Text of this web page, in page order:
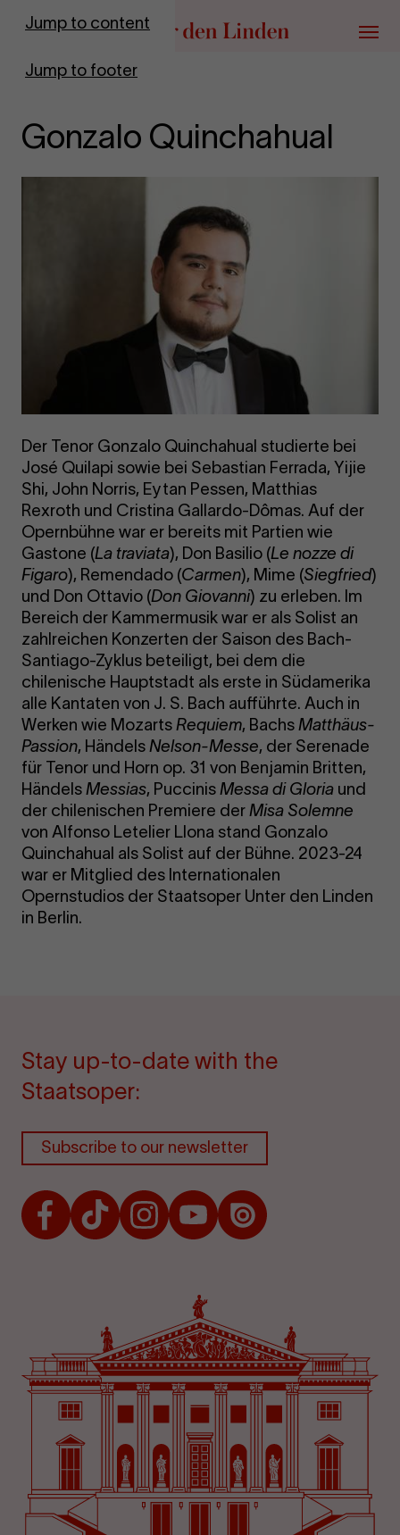
Jump to content
Jump to footer
Go to homepage
Menu
Gonzalo Quinchahual
Der Tenor Gonzalo Quinchahual studierte bei
José Quilapi sowie bei Sebastian Ferrada, Yijie
Shi, John Norris, Eytan Pessen, Matthias
Rexroth und Cristina Gallardo-Dômas. Auf der
Opernbühne war er bereits mit Partien wie
Gastone (La traviata), Don Basilio (Le nozze di
Figaro), Remendado (Carmen), Mime (Siegfried)
und Don Ottavio (Don Giovanni) zu erleben. Im
Bereich der Kammermusik war er als Solist an
zahlreichen Konzerten der Saison des Bach-
Santiago-Zyklus beteiligt, bei dem die
chilenische Hauptstadt als erste in Südamerika
alle Kantaten von J. S. Bach aufführte. Auch in
Werken wie Mozarts Requiem, Bachs Matthäus-
Passion, Händels Nelson-Messe, der Serenade
für Tenor und Horn op. 31 von Benjamin Britten,
Händels Messias, Puccinis Messa di Gloria und
der chilenischen Premiere der Misa Solemne
von Alfonso Letelier Llona stand Gonzalo
Quinchahual als Solist auf der Bühne. 2023-24
war er Mitglied des Internationalen
Opernstudios der Staatsoper Unter den Linden
in Berlin.
Stay up-to-date with the
Staatsoper:
Subscribe to our newsletter
FacebookTikTokInstagramYoutubeIssuu